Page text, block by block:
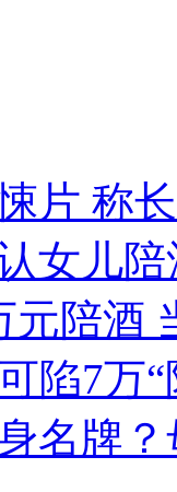
脚踢
片 称
女儿
元陪酒
陷7万“
名牌